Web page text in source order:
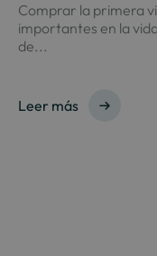
Comprar la primera
importantes en la
de...
Leer más